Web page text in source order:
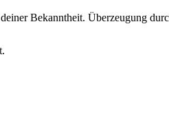
Bekanntheit. Überzeugung